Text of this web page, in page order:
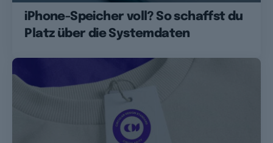
iPhone-Speicher voll? So schaffst du
Platz über die Systemdaten